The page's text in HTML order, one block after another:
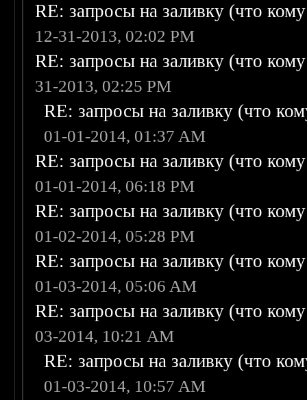
RE: запросы на заливку (что
12-31-2013, 02:02 PM
RE: запросы на заливку (что
31-2013, 02:25 PM
RE: запросы на заливку (что
01-01-2014, 01:37 AM
RE: запросы на заливку (что
01-01-2014, 06:18 PM
RE: запросы на заливку (что
01-02-2014, 05:28 PM
RE: запросы на заливку (что
01-03-2014, 05:06 AM
RE: запросы на заливку (что
03-2014, 10:21 AM
RE: запросы на заливку (что
01-03-2014, 10:57 AM